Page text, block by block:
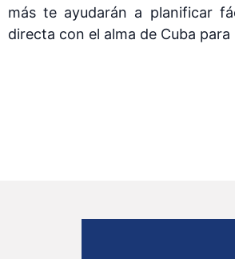
más te ayudarán a planificar
directa con el alma de Cuba